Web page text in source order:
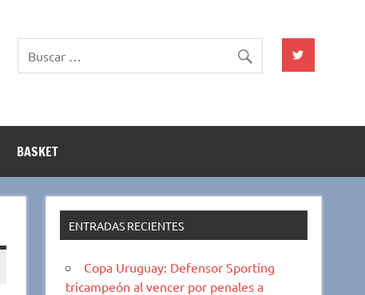
BASKET
ENTRADAS RECIENTES
Copa Uruguay: Defensor Sporting
tricampeón al vencer por penales a